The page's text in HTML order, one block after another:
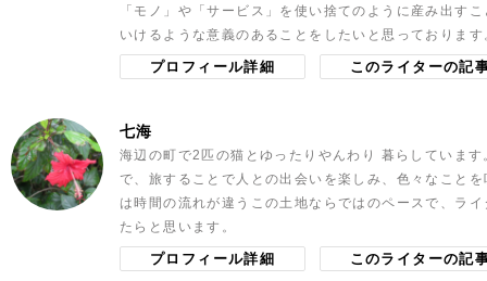
「モノ」や「サービス」を使い捨てのように産み出す
いけるような意義のあることをしたいと思っております
プロフィール詳細 このライターの記
七海
海辺の町で2匹の猫とゆったりやんわり 暮らしていま
で、旅することで人との出会いを楽しみ、色々なこと
は時間の流れが違うこの土地ならではのペースで、ラ
たらと思います。
プロフィール詳細 このライターの記